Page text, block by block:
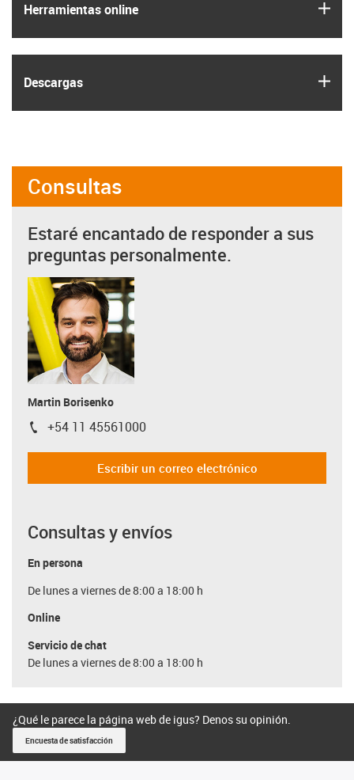
Herramientas online
Descargas
Consultas
Estaré encantado de responder a sus
preguntas personalmente.
Martin Borisenko
igus-icon-phone
+54 11 45561000
Escribir un correo electrónico
Consultas y envíos
En persona
De lunes a viernes de 8:00 a 18:00 h
Online
Servicio de chat
De lunes a viernes de 8:00 a 18:00 h
¿Qué le parece la página web de igus? Denos su opinión.
Encuesta de satisfacción